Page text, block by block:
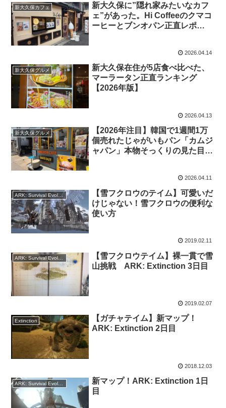
新大久保カフェ
新大久保に”隠れ家みたいなカフ
ェ”があった。Hi Coffeeのクマコ
ーヒーとブンオパン正直レポ
2026.04.14
新大久保グルメ
新大久保在住が5店食べ比べた、
マーラータン正直ランキング
【2026年版】
2026.04.13
新大久保グルメ
【2026年注目】韓国で1週間1万
個売れたじゃがいもパン「カムジ
ャパン」本物そっくりの見た目で
2026.04.11
ARK: Survival Evolved
【雪フクロウのテイム】可愛いだ
けじゃない！雪フクロウの便利な
使い方
2019.02.11
ARK: Survival Evolved
【雪フクロウテイム】裸一貫で雪
山挑戦 ARK: Extinction 3日目
2019.02.07
Extinction
【ガチャテイム】新マップ！
ARK: Extinction 2日目
2018.12.03
ARK: Survival Evolved
新マップ！ARK: Extinction 1日
目